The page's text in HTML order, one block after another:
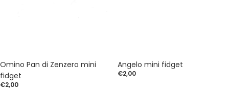
Omino Pan di Zenzero mini
fidget
€2,00
Angelo mini fidget
€2,00